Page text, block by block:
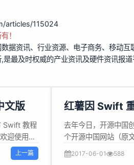
articles/115024
！
据资讯、行业资源、电子商务、移动
最及时权威的产业资讯及硬件资讯报道
文版
Swift 教程
迎使用
完成 By
上一篇
红薯因 Swift
用 Python
去年今日，开源中国
个开源中国网站（原
放屁，没看见拉S。
资数千万，而这些钱
2017-06-01 588